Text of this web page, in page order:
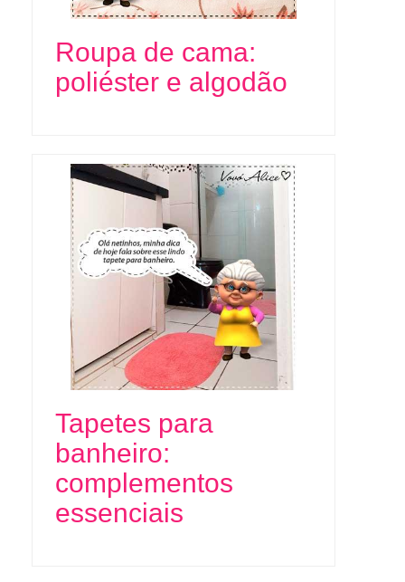
Roupa de cama:
poliéster e algodão
Tapetes para
banheiro:
complementos
essenciais